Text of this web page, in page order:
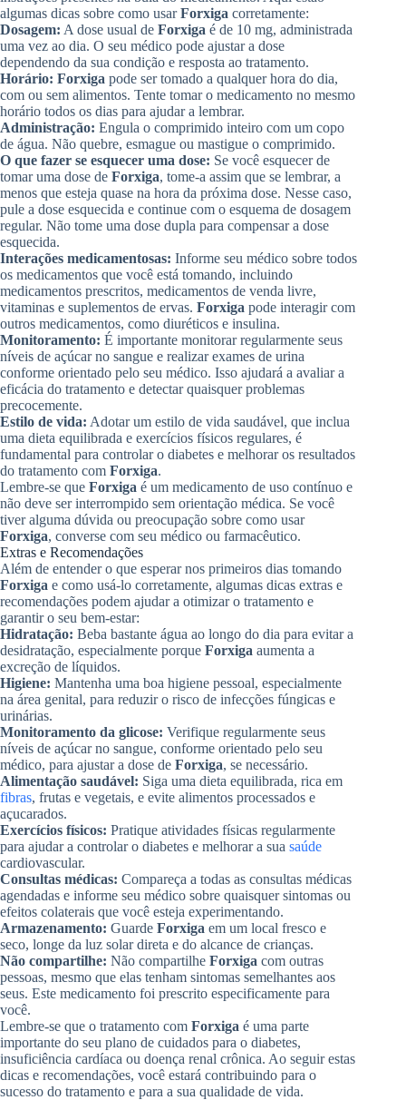
algumas dicas sobre como usarForxiga corretamente:
Dosagem: A dose usual de Forxiga é de 10 mg, administrada
uma vez ao dia. O seu médico pode ajustar a dose
dependendo da sua condição e resposta ao tratamento.
Horário: Forxiga pode ser tomado a qualquer hora do dia,
com ou sem alimentos. Tente tomar o medicamento no mesmo
horário todos os dias para ajudar a lembrar.
Administração: Engula o comprimido inteiro com um copo
de água. Não quebre, esmague ou mastigue o comprimido.
O que fazer se esquecer uma dose: Se você esquecer de
tomar uma dose de Forxiga, tome-a assim que se lembrar, a
menos que esteja quase na hora da próxima dose. Nesse caso,
pule a dose esquecida e continue com o esquema de dosagem
regular. Não tome uma dose dupla para compensar a dose
esquecida.
Interações medicamentosas: Informe seu médico sobre todos
os medicamentos que você está tomando, incluindo
medicamentos prescritos, medicamentos de venda livre,
vitaminas e suplementos de ervas. Forxiga pode interagir com
outros medicamentos, como diuréticos e insulina.
Monitoramento: É importante monitorar regularmente seus
níveis de açúcar no sangue e realizar exames de urina
conforme orientado pelo seu médico. Isso ajudará a avaliar a
eficácia do tratamento e detectar quaisquer problemas
precocemente.
Estilo de vida: Adotar um estilo de vida saudável, que inclua
uma dieta equilibrada e exercícios físicos regulares, é
fundamental para controlar o diabetes e melhorar os resultados
do tratamento com Forxiga.
Lembre-se que Forxiga é um medicamento de uso contínuo e
não deve ser interrompido sem orientação médica. Se você
tiver alguma dúvida ou preocupação sobre como usar
Forxiga, converse com seu médico ou farmacêutico.
Extras e Recomendações
Além de entender o que esperar nos primeiros dias tomando
Forxiga e como usá-lo corretamente, algumas dicas extras e
recomendações podem ajudar a otimizar o tratamento e
garantir o seu bem-estar:
Hidratação: Beba bastante água ao longo do dia para evitar a
desidratação, especialmente porque Forxiga aumenta a
excreção de líquidos.
Higiene: Mantenha uma boa higiene pessoal, especialmente
na área genital, para reduzir o risco de infecções fúngicas e
urinárias.
Monitoramento da glicose: Verifique regularmente seus
níveis de açúcar no sangue, conforme orientado pelo seu
médico, para ajustar a dose de Forxiga, se necessário.
Alimentação saudável: Siga uma dieta equilibrada, rica em
fibras, frutas e vegetais, e evite alimentos processados e
açucarados.
Exercícios físicos: Pratique atividades físicas regularmente
para ajudar a controlar o diabetes e melhorar a sua saúde
cardiovascular.
Consultas médicas: Compareça a todas as consultas médicas
agendadas e informe seu médico sobre quaisquer sintomas ou
efeitos colaterais que você esteja experimentando.
Armazenamento: Guarde Forxiga em um local fresco e
seco, longe da luz solar direta e do alcance de crianças.
Não compartilhe: Não compartilhe Forxiga com outras
pessoas, mesmo que elas tenham sintomas semelhantes aos
seus. Este medicamento foi prescrito especificamente para
você.
Lembre-se que o tratamento com Forxiga é uma parte
importante do seu plano de cuidados para o diabetes,
insuficiência cardíaca ou doença renal crônica. Ao seguir estas
dicas e recomendações, você estará contribuindo para o
sucesso do tratamento e para a sua qualidade de vida.